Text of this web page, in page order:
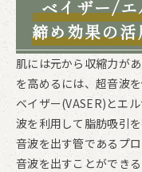
ベイザー/エ
締め効果の活
肌には元から収縮力が
を高めるには、超音波
ベイザー(VASER)とエ
波を利用して脂肪吸引
音波を出す管であるプ
音波を出すことができ